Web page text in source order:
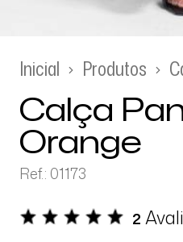
Inicial Produtos
Calça
Orange
Ref.: 01173
2